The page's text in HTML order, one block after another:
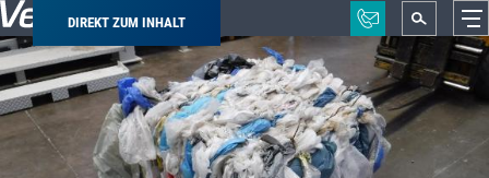
DIREKT ZUM INHALT
Pfadnavigation